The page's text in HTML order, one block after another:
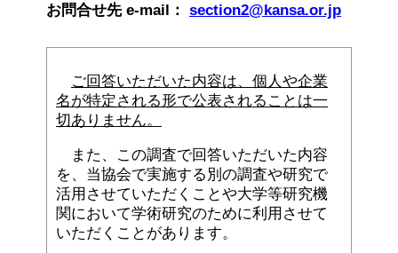
お問合せ先 e-mail： section2@kansa.or.jp
ご回答いただいた内容は、個人や企業
名が特定される形で公表されることは一
切ありません。
また、この調査で回答いただいた内容
を、当協会で実施する別の調査や研究で
活用させていただくことや大学等研究機
関において学術研究のために利用させて
いただくことがあります。